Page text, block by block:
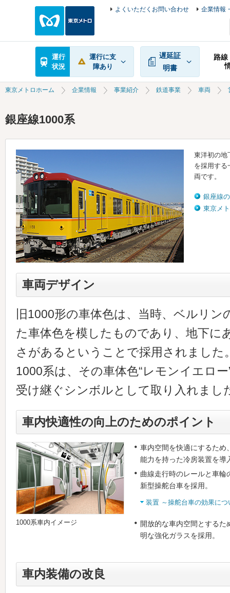
運行
状況
運行に支
障あり
遅延証
明書
路線
よくいただくお問い合わせ 企業情報
東京メトロホーム 企業情報 事業紹介 鉄道事業 車両
銀座線1000系
東洋初の地
を採用する
両です。
銀座線
東京メ
車両デザイン
旧1000形の車体色は、当時、ベルリ
た車体色を模したものであり、地下に
さがあるということで採用されました
1000系は、その車体色“レモンイエロ
受け継ぐシンボルとして取り入れまし
車内快適性の向上のためのポイント
1000系車内イメージ
車内空間を快適にするため
能力を持った冷房装置を導
曲線走行時のレールと車輪
新型操舵台車を採用。
装置 ～操舵台車の効果につ
開放的な車内空間とする
明な強化ガラスを採用。
車内装備の改良